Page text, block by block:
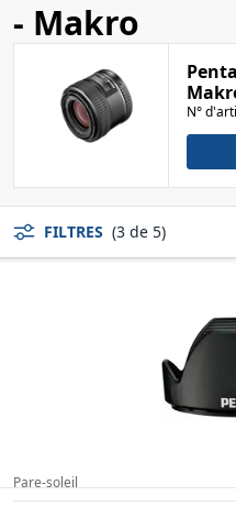
- Makro
N°
FILTRES (3 de 5)
Pare-soleil